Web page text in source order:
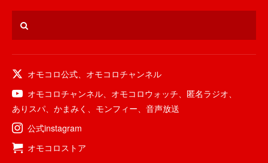
オモコロ公式
オモコロチャンネル
オモコロチャンネル
オモコロウォッチ 匿名ラジオ
ありスパ
かまみく モンフィー
音声放送
公式instagram
オモコロストア